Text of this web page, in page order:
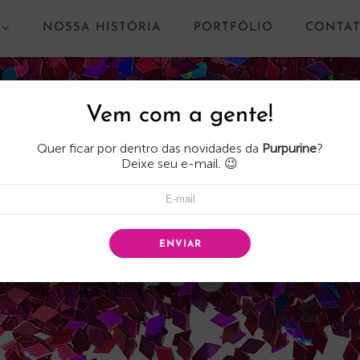
NOSSA HISTÓRIA PORTFÓLIO
Vem com a gente!
Quer ficar por dentro das novidades da Purpurine?
Deixe seu e-mail. 😉
ENVIAR